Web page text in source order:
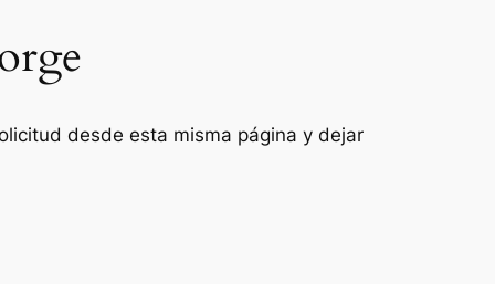
desde esta misma página y dejar